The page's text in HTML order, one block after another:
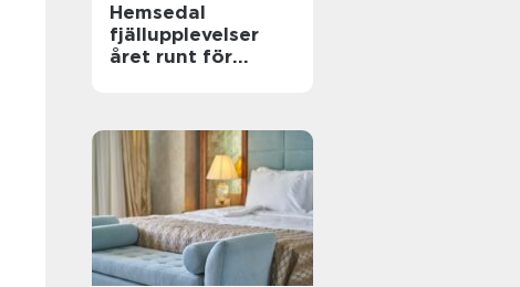
Hemsedal
fjällupplevelser
året runt för